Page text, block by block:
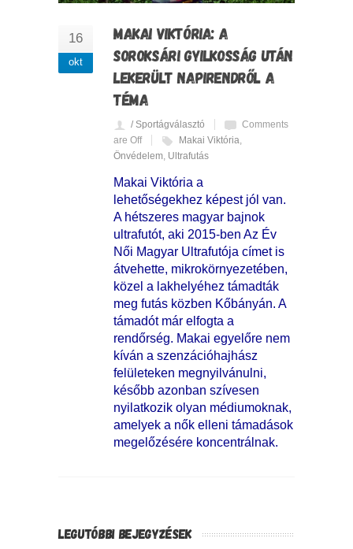
16
okt
MAKAI VIKTÓRIA: A
SOROKSÁRI GYILKOSSÁG UTÁN
LEKERÜLT NAPIRENDRŐL A
TÉMA
/ Sportágválasztó
Comments
are Off
Makai Viktória,
Önvédelem, Ultrafutás
Makai Viktória a
lehetőségekhez képest jól van.
A hétszeres magyar bajnok
ultrafutót, aki 2015-ben Az Év
Női Magyar Ultrafutója címet is
átvehette, mikrokörnyezetében,
közel a lakhelyéhez támadták
meg futás közben Kőbányán. A
támadót már elfogta a
rendőrség. Makai egyelőre nem
kíván a szenzációhajhász
felületeken megnyilvánulni,
később azonban szívesen
nyilatkozik olyan médiumoknak,
amelyek a nők elleni támadások
megelőzésére koncentrálnak.
LEGUTÓBBI BEJEGYZÉSEK